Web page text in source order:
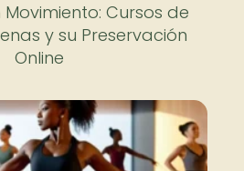
Cursos de
y su Preservación
Online